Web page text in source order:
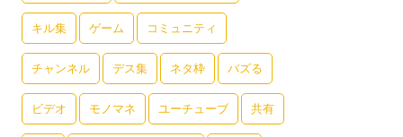
キル集 ゲーム コミュニティ
チャンネル デス集 ネタ枠 バズる
ビデオ モノマネ ユーチューブ 共有